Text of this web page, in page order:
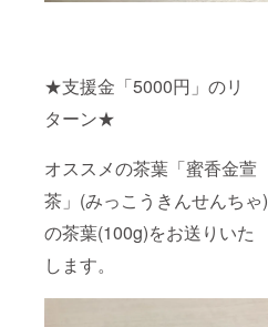
★支援金「5000円」のリ
ターン★
オススメの茶葉「蜜香金萱
茶」(みっこうきんせんちゃ)
の茶葉(100g)をお送りいた
します。